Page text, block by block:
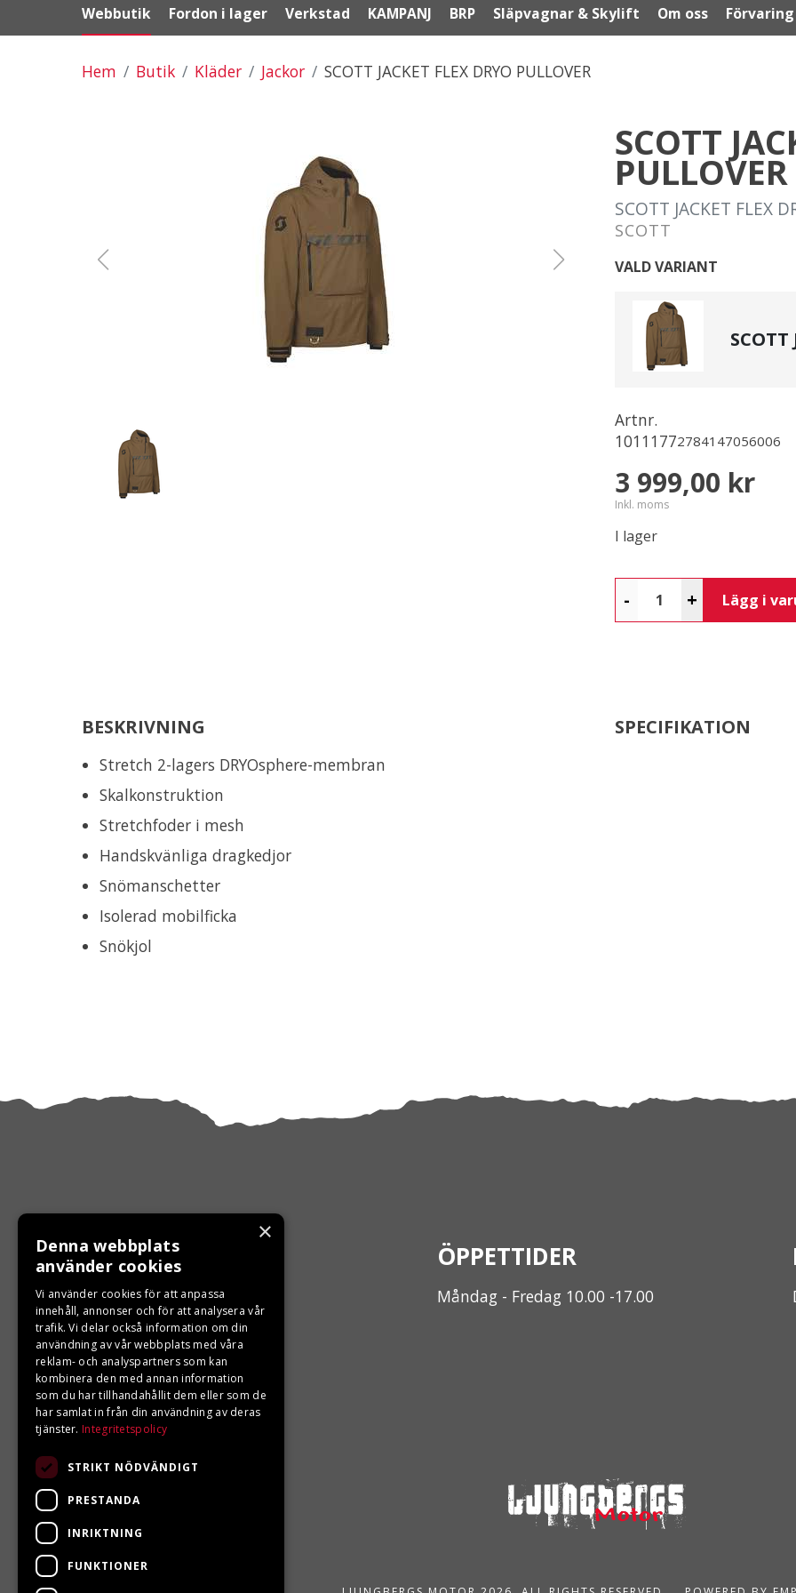
Webbutik Fordon i lager Verkstad KAMPANJ BRP Släpvagnar & Skylift Om oss Förvaring
Hem Butik Kläder Jackor SCOTT JACKET FLEX DRYO PULLOVER
SCOTT
PULLOVER
SCOTT JACKET FLEX
SCOTT
VALD VARIANT
Artnr.
10111772784147056006
3 999,00 kr
Inkl. moms
I lager
- + Lägg i
BESKRIVNING
Stretch 2-lagers DRYOsphere-membran
Skalkonstruktion
Stretchfoder i mesh
Handskvänliga dragkedjor
Snömanschetter
Isolerad mobilficka
Snökjol
SPECIFIKATION
KONTAKTA OSS
Ångra ditt köp
0680-103 60
info@ljungbergsmotor.se
Kolgatan 1C, 842 31 Sveg
ÖPPETTIDER
Måndag - Fredag 10.00 -17.00
×
Denna webbplats
använder cookies
Vi använder cookies för att anpassa
innehåll, annonser och för att analysera vår
trafik. Vi delar också information om din
användning av vår webbplats med våra
reklam- och analyspartners som kan
kombinera den med annan information
som du har tillhandahållit dem eller som de
har samlat in från din användning av deras
tjänster. Integritetspolicy
STRIKT NÖDVÄNDIGT
PRESTANDA
INRIKTNING
FUNKTIONER